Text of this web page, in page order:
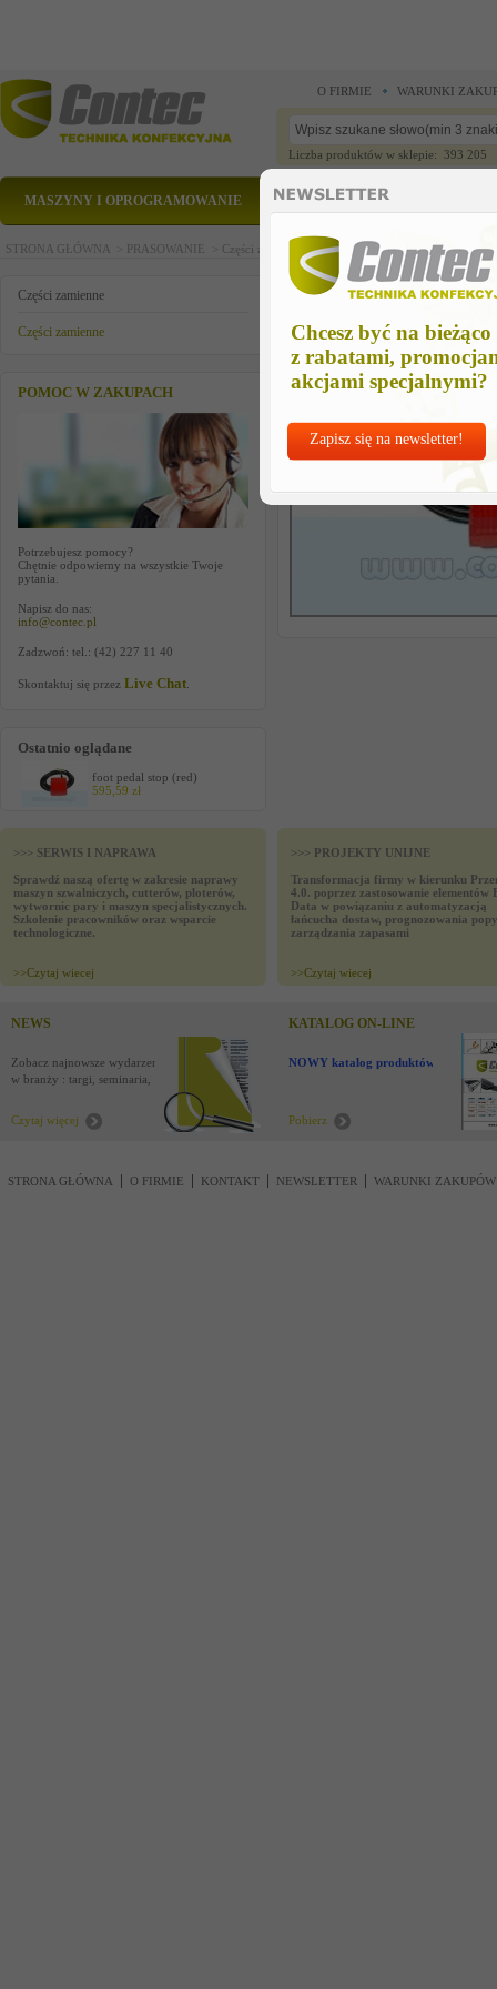
Chcesz być na bieżąco
z rabatami,
akcjami specjalnymi?
Zapisz się na newsletter!
O FIRMIE WARUNKI
Liczba produktów w sklepie: 393 205
MASZYNY I OPROGRAMOWANIE CZĘŚCI ZAMIENNE
STRONA GŁÓWNA > PRASOWANIE > Części zamienne >Części zamienne > foot pedal
Części zamienne
Części zamienne
POMOC W ZAKUPACH
Potrzebujesz pomocy?
Chętnie odpowiemy na wszystkie Twoje
pytania.
Napisz do nas:
info@contec.pl
Zadzwoń: tel.: (42) 227 11 40
Skontaktuj się przez Live Chat
Ostatnio oglądane
foot pedal stop (red)
595,59 zł
foot pedal stop (red)
>>> SERWIS I NAPRAWA
Sprawdź naszą ofertę w zakresie naprawy
maszyn szwalniczych, cutterów, ploterów,
wytwornic pary i maszyn specjalistycznych.
Szkolenie pracowników oraz wsparcie
technologiczne.
>>Czytaj wiecej
>>> PROJEKTY UNIJNE
Transformacja firmy w kierunku
4.0. poprzez zastosowanie elementów
Data w powiązaniu z automatyzacją
łańcucha dostaw, prognozowania
zarządzania zapasami
>>Czytaj wiecej
NEWS
Zobacz najnowsze wydarzenia
w branży : targi, seminaria,
Czytaj więcej
KATALOG ON-LINE
NOWY katalog produktów !
Pobierz
STRONA GŁÓWNA O FIRMIE KONTAKT NEWSLETTER WARUNKI ZAKUPÓW